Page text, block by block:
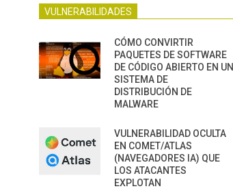
VULNERABILIDADES
CÓMO CONVIRTIR
PAQUETES DE SOFTWARE
DE CÓDIGO ABIERTO EN UN
SISTEMA DE
DISTRIBUCIÓN DE
MALWARE
VULNERABILIDAD OCULTA
EN COMET/ATLAS
(NAVEGADORES IA) QUE
LOS ATACANTES
EXPLOTAN